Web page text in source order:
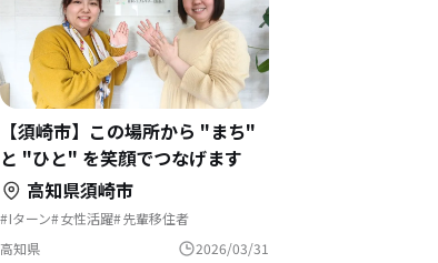
【須崎市】この場所から "まち"
と "ひと" を笑顔でつなげます
高知県須崎市
Iターン 女性活躍 先輩移住者
地域おこし協力隊 インタビュー
高知県
2026/03/31